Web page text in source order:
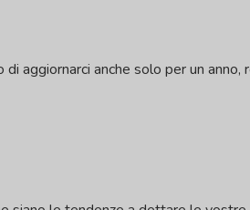
aggiornarci anche solo per un anno,